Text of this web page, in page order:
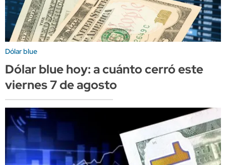
Dólar blue
Dólar blue hoy: a cuánto cerró este
viernes 7 de agosto